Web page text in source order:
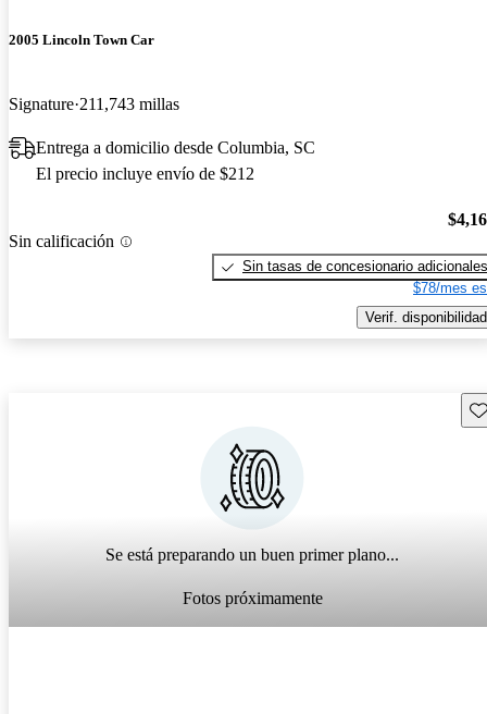
2005 Lincoln Town Car
Signature 211,743 millas
Entrega a domicilio desde Columbia, SC
El precio incluye envío de $212
Sin calificación
Sin tasas de concesionario adicionales
$78/mes
Verif. disponibilidad
Se está preparando un buen primer plano...
Fotos próximamente